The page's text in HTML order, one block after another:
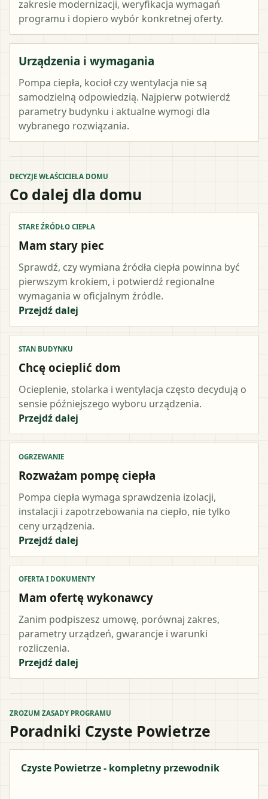
zakresie modernizacji, weryfikacja wymagań
programu i dopiero wybór konkretnej oferty.
Urządzenia i wymagania
Pompa ciepła, kocioł czy wentylacja nie są
samodzielną odpowiedzią. Najpierw potwierdź
parametry budynku i aktualne wymogi dla
wybranego rozwiązania.
DECYZJE WŁAŚCICIELA DOMU
Co dalej dla domu
STARE ŹRÓDŁO CIEPŁA
Mam stary piec
Sprawdź, czy wymiana źródła ciepła powinna być
pierwszym krokiem, i potwierdź regionalne
wymagania w oficjalnym źródle.
Przejdź dalej
STAN BUDYNKU
Chcę ocieplić dom
Ocieplenie, stolarka i wentylacja często decydują o
sensie późniejszego wyboru urządzenia.
Przejdź dalej
OGRZEWANIE
Rozważam pompę ciepła
Pompa ciepła wymaga sprawdzenia izolacji,
instalacji i zapotrzebowania na ciepło, nie tylko
ceny urządzenia.
Przejdź dalej
OFERTA I DOKUMENTY
Mam ofertę wykonawcy
Zanim podpiszesz umowę, porównaj zakres,
parametry urządzeń, gwarancje i warunki
rozliczenia.
Przejdź dalej
ZROZUM ZASADY PROGRAMU
Poradniki Czyste Powietrze
Czyste Powietrze - kompletny przewodnik